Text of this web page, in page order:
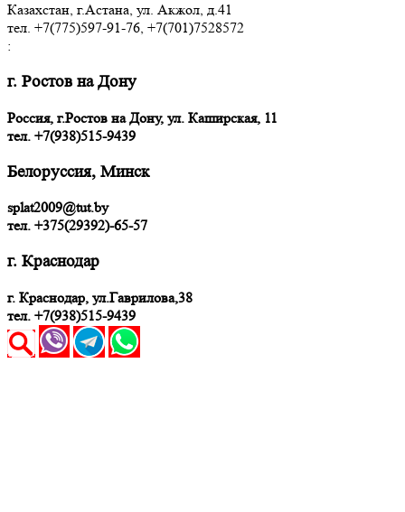
Казахстан, г.Астана, ул. Акжол, д.41
тел. +7(775)597-91-76, +7(701)7528572
:
г. Ростов на Дону
Россия, г.Ростов на Дону, ул. Каширская, 11
тел. +7(938)515-9439
Белоруссия, Минск
splat2009@tut.by
тел. +375(29392)-65-57
г. Краснодар
г. Краснодар, ул.Гаврилова,38
тел. +7(938)515-9439